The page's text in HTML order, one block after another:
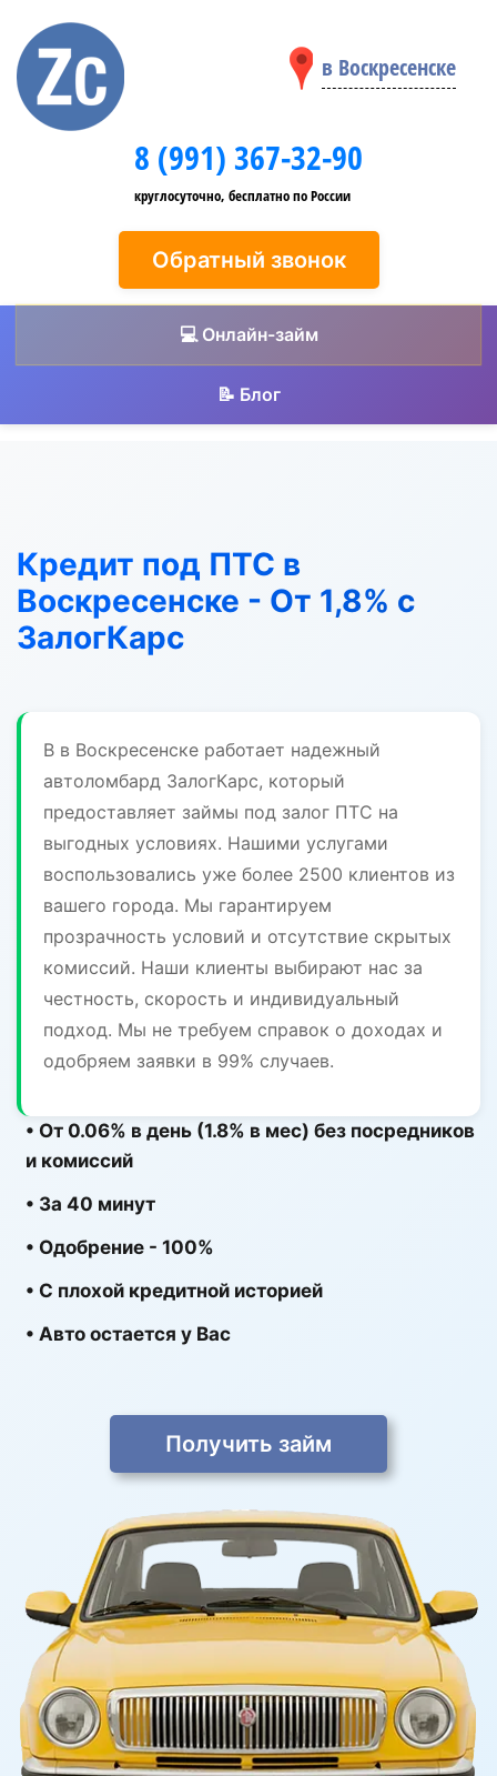
в Воскресенске
8 (991) 367-32-90
круглосуточно, бесплатно по России
Обратный звонок
💻 Онлайн-займ
📝 Блог
Кредит под ПТС в
Воскресенске - От 1,8% с
ЗалогКарс
В в Воскресенске работает надежный
автоломбард ЗалогКарс, который
предоставляет займы под залог ПТС на
выгодных условиях. Нашими услугами
воспользовались уже более 2500 клиентов из
вашего города. Мы гарантируем
прозрачность условий и отсутствие скрытых
комиссий. Наши клиенты выбирают нас за
честность, скорость и индивидуальный
подход. Мы не требуем справок о доходах и
одобряем заявки в 99% случаев.
• От 0.06% в день (1.8% в мес) без посредников
и комиссий
• За 40 минут
• Одобрение - 100%
• С плохой кредитной историей
• Авто остается у Вас
Получить займ